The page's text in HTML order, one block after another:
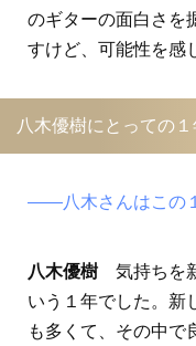
のギターの面白さを
すけど、可能性を感
八木優樹にとっての
――八木さんはこの
八木優樹 気持ちを
いう１年でした。新
も多くて、その中で